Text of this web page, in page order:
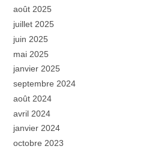
août 2025
juillet 2025
juin 2025
mai 2025
janvier 2025
septembre 2024
août 2024
avril 2024
janvier 2024
octobre 2023